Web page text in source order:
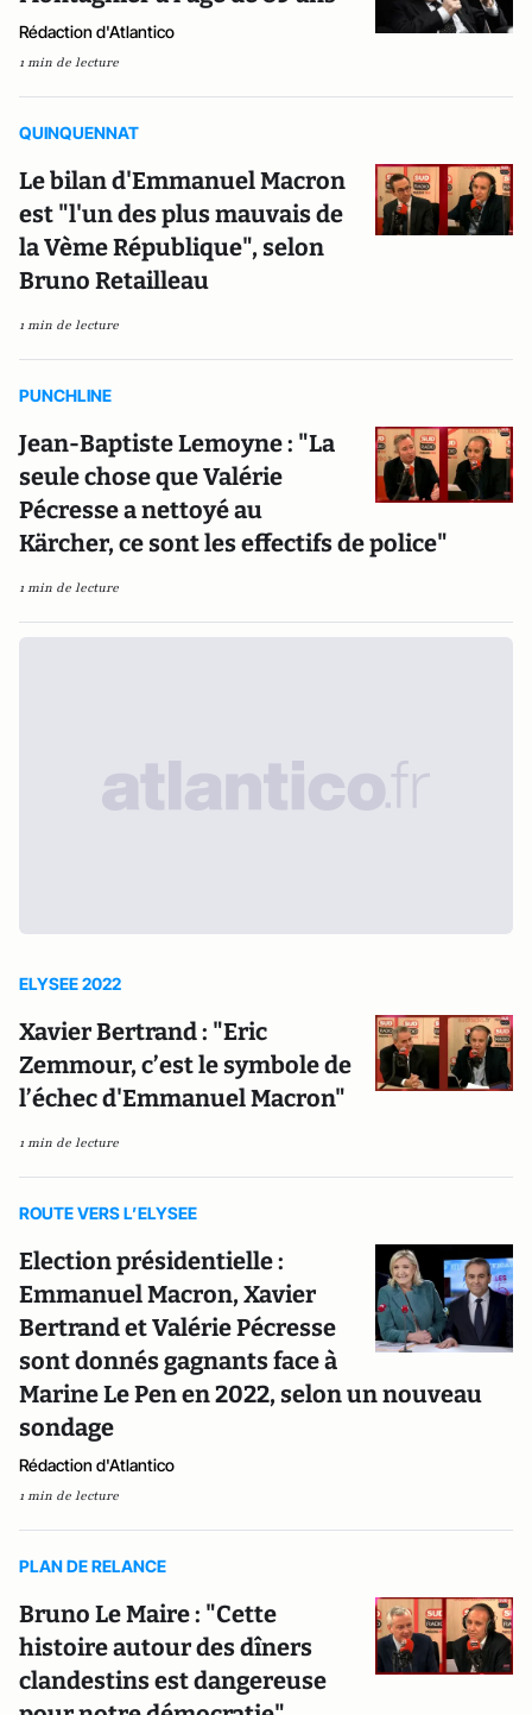
Rédaction d'Atlantico
1 min de lecture
QUINQUENNAT
Le bilan d'Emmanuel Macron
est "l'un des plus mauvais de
la Vème République", selon
Bruno Retailleau
1 min de lecture
PUNCHLINE
Jean-Baptiste Lemoyne : "La
seule chose que Valérie
Pécresse a nettoyé au
Kärcher, ce sont les effectifs de police"
1 min de lecture
ELYSEE 2022
Xavier Bertrand : "Eric
Zemmour, c’est le symbole de
l’échec d'Emmanuel Macron"
1 min de lecture
ROUTE VERS L’ELYSEE
Election présidentielle :
Emmanuel Macron, Xavier
Bertrand et Valérie Pécresse
sont donnés gagnants face à
Marine Le Pen en 2022, selon un nouveau
sondage
Rédaction d'Atlantico
1 min de lecture
PLAN DE RELANCE
Bruno Le Maire : "Cette
histoire autour des dîners
clandestins est dangereuse